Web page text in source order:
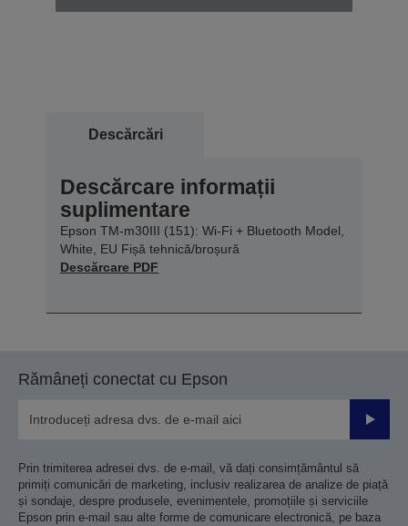
Descărcări
Descărcare informații
suplimentare
Epson TM-m30III (151): Wi-Fi + Bluetooth Model,
White, EU Fișă tehnică/broșură
Descărcare PDF
Rămâneți conectat cu Epson
Prin trimiterea adresei dvs. de e-mail, vă dați consimțământul să
primiți comunicări de marketing, inclusiv realizarea de analize de piață
și sondaje, despre produsele, evenimentele, promoțiile și serviciile
Epson prin e-mail sau alte forme de comunicare electronică, pe baza